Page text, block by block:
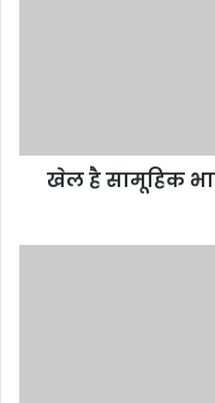
खेल है सामूहिक